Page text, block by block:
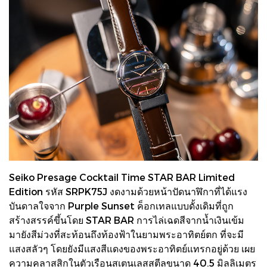
Seiko Presage Cocktail Time STAR BAR Limited
Edition รหัส SRPK75J งดงามด้วยหน้าปัดนาฬิกาที่ได้แรง
บันดาลใจจาก Purple Sunset ค็อกเทลแบบดั้งเดิมที่ถูก
สร้างสรรค์ขึ้นโดย STAR BAR การไล่เฉดสีจากน้ำเงินเข้ม
มายังสีม่วงที่สะท้อนถึงท้องฟ้าในยามพระอาทิตย์ตก ที่จะมี
แสงสลัวๆ โดยยังมีแสงสีแดงของพระอาทิตย์แทรกอยู่ด้วย เผย
ความคลาสสิกในตัวเรือนสเตนเลสสตีลขนาด 40.5 มิลลิเมตร